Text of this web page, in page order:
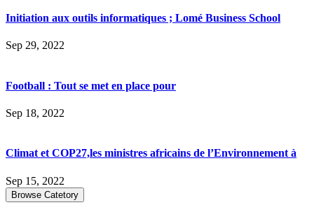
Initiation aux outils informatiques ; Lomé Business School
Sep 29, 2022
Football : Tout se met en place pour
Sep 18, 2022
Climat et COP27,les ministres africains de l’Environnement à
Sep 15, 2022
Browse Catetory